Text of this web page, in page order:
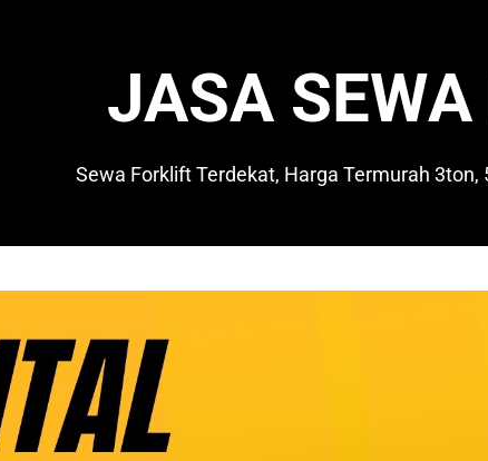
JASA
Sewa Forklift Terdekat, Harga Termurah